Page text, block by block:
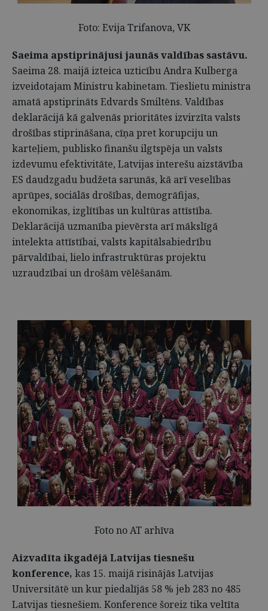
Foto: Evija Trifanova, VK
Saeima apstiprinājusi jaunās valdības sastāvu.
Saeima 28. maijā izteica uzticību Andra Kulberga
izveidotajam Ministru kabinetam. Tieslietu ministra
amatā apstiprināts Edvards Smiltēns. Valdības
deklarācijā kā galvenās prioritātes izvirzīta valsts
drošības stiprināšana, cīņa pret korupciju un
karteļiem, publisko finanšu ilgtspēja un valsts
izdevumu efektivitāte, Latvijas interešu aizstāvība
ES daudzgadu budžeta sarunās, kā arī veselības
aprūpes, sociālās drošības, demogrāfijas,
ekonomikas, izglītības un kultūras attīstība.
Deklarācijā uzmanība pievērsta arī mākslīgā
intelekta attīstībai, valsts kapitālsabiedrību
pārvaldībai, lielo infrastruktūras projektu
uzraudzībai un drošām vēlēšanām.
Foto no AT arhīva
Aizvadīta ikgadējā Latvijas tiesnešu
konference, kas 15. maijā risinājās Latvijas
Universitātē un kur piedalījās 58 % jeb 283 no 485
Latvijas tiesnešiem. Konference šoreiz tika veltīta